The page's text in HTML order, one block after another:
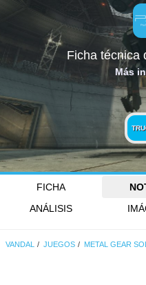
Ficha técnica
Más
FICHA
ANÁLISIS
VANDAL JUEGOS METAL GEAR